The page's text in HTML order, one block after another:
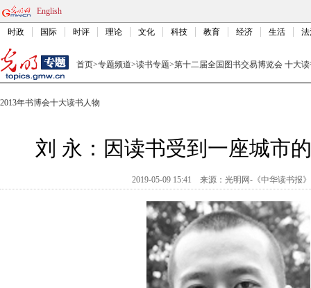
English
时政 国际 时评 理论 文化 科技 教育 经济 生活
首页>专题频道>读书专题>第十二届全国图书交易博览会 十大
2013年书博会十大读书人物
刘 永：因读书受到一座城市
2019-05-09 15:41 来源： 光明网-《中华读书报》